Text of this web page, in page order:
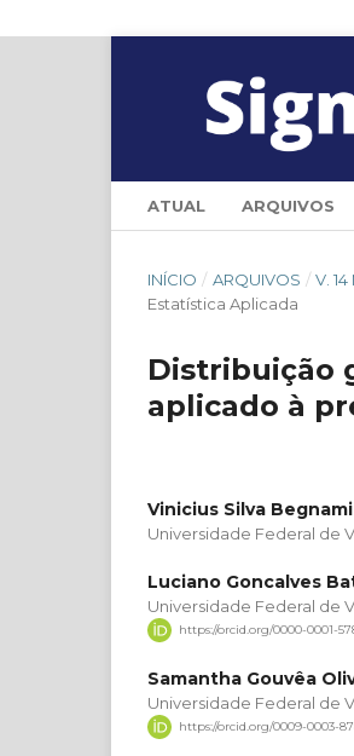
ATUAL ARQUIVOS
INÍCIO / ARQUIVOS / V.
Estatística Aplicada
Distribuição
aplicado à
Vinicius Silva Begnami
Universidade Federal de
Luciano Goncalves
Universidade Federal de
https://orcid.org/0000-0001-
Samantha Gouvêa
Universidade Federal de
https://orcid.org/0009-0003-